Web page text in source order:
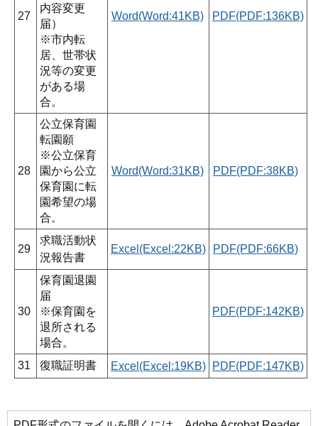
27
内容変更
届）
※市内転
居、世帯状
況等の変更
がある場
合。
Word(Word:41KB) PDF(PDF:136KB)
28
公立保育園
転園願
※公立保育
園から公立
保育園に転
園希望の場
合。
Word(Word:31KB) PDF(PDF:38KB)
29
求職活動状
況報告書
Excel(Excel:22KB) PDF(PDF:66KB)
30
保育園退園
届
※保育園を
退所される
場合。
PDF(PDF:142KB)
31 復職証明書 Excel(Excel:19KB) PDF(PDF:147KB)